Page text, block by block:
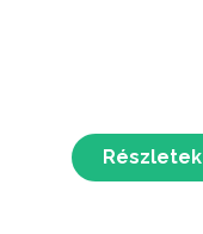
Részletek